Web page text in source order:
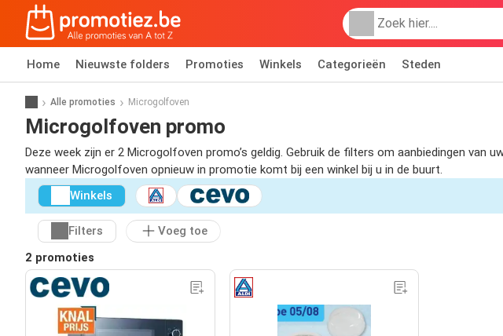
Home Nieuwste folders Promoties Winkels Categorieën Steden
Alle promoties Microgolfoven
Microgolfoven promo
Deze week zijn er 2 Microgolfoven promo’s geldig. Gebruik de filters om aanbiedingen
wanneer Microgolfoven opnieuw in promotie komt bij een winkel bij u in de buurt.
Winkels
Filters
Voeg toe
2 promoties